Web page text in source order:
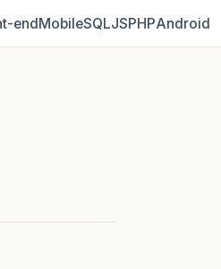
MobileSQLJSPHPAndroid